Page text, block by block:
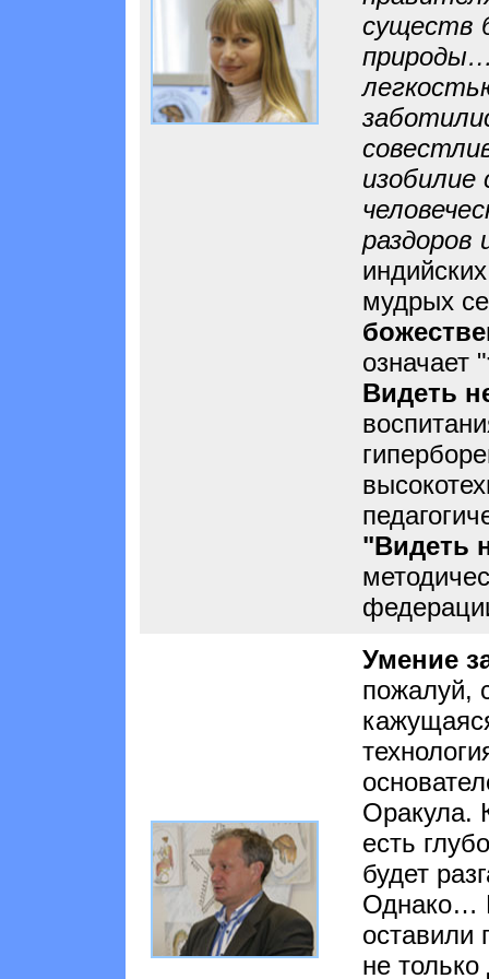
существ
изобилие
раздоров
мудрых
означает "
Видеть
"Видеть
Умение
пожалуй,
Оракула.
есть
будет
Однако…
оставили
не